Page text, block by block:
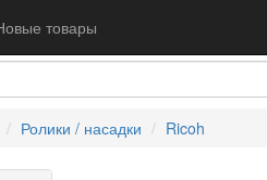
товары
Ролики / насадки Ricoh